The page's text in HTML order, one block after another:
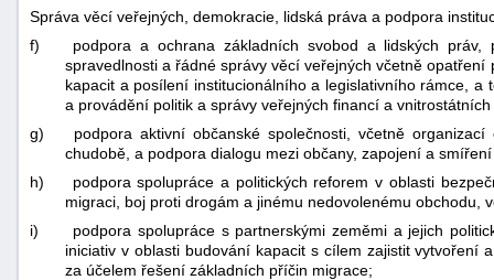
Správa věcí veřejných, demokracie, lidská práva a podpora
f)
podpora a ochrana základních svobod a lidských
spravedlnosti a řádné správy věcí veřejných včetně
kapacit a posílení institucionálního a legislativního rámce,
a provádění politik a správy veřejných financí a
g)
podpora aktivní občanské společnosti, včetně
chudobě, a podpora dialogu mezi občany, zapojení a
h)
podpora spolupráce a politických reforem v oblasti
migraci, boj proti drogám a jinému nedovolenému obchodu,
i)
podpora spolupráce s partnerskými zeměmi a jejich
iniciativ v oblasti budování kapacit s cílem zajistit vytvoření
za účelem řešení základních příčin migrace;